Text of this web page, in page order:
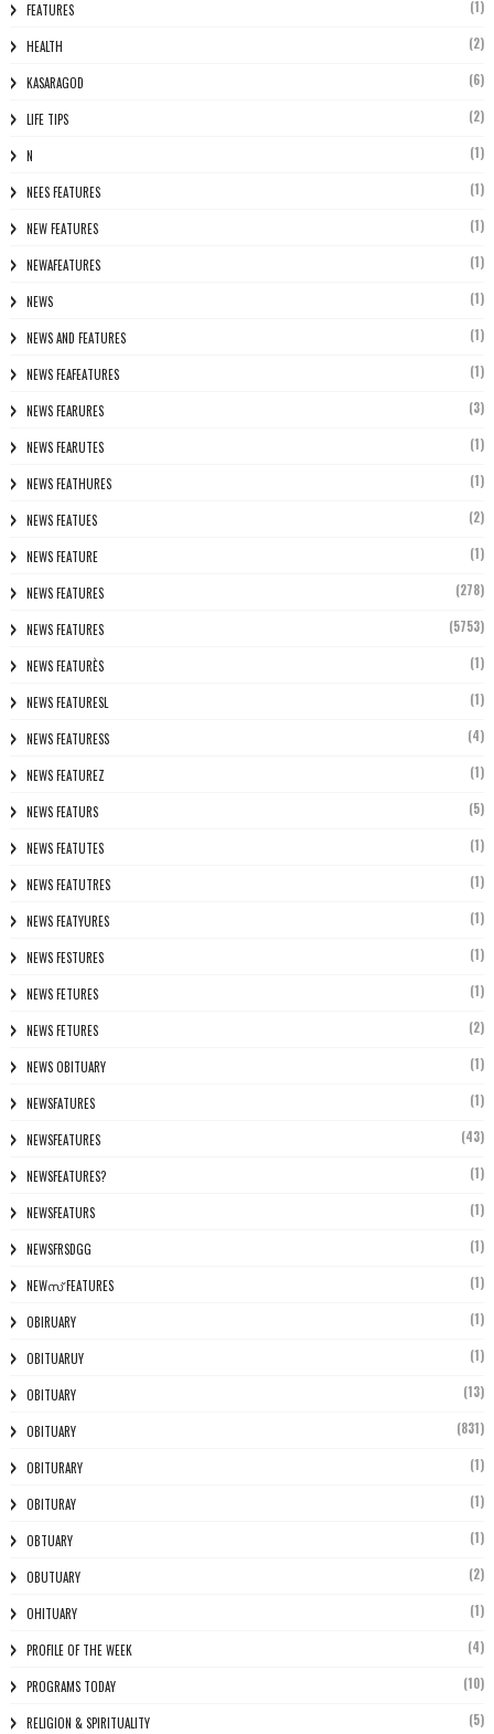
FEATURES (1)
HEALTH (2)
KASARAGOD (6)
LIFE TIPS (2)
N (1)
NEES FEATURES (1)
NEW FEATURES (1)
NEWAFEATURES (1)
NEWS (1)
NEWS AND FEATURES (1)
NEWS FEAFEATURES (1)
NEWS FEARURES (3)
NEWS FEARUTES (1)
NEWS FEATHURES (1)
NEWS FEATUES (2)
NEWS FEATURE (1)
NEWS FEATURES (278)
NEWS FEATURES (5753)
NEWS FEATURÈS (1)
NEWS FEATURESL (1)
NEWS FEATURESS (4)
NEWS FEATUREZ (1)
NEWS FEATURS (5)
NEWS FEATUTES (1)
NEWS FEATUTRES (1)
NEWS FEATYURES (1)
NEWS FESTURES (1)
NEWS FETURES (1)
NEWS FETURES (2)
NEWS OBITUARY (1)
NEWSFATURES (1)
NEWSFEATURES (43)
NEWSFEATURES? (1)
NEWSFEATURS (1)
NEWSFRSDGG (1)
NEWസ് FEATURES (1)
OBIRUARY (1)
OBITUARUY (1)
OBITUARY (13)
OBITUARY (831)
OBITURARY (1)
OBITURAY (1)
OBTUARY (1)
OBUTUARY (2)
OHITUARY (1)
PROFILE OF THE WEEK (4)
PROGRAMS TODAY (10)
RELIGION & SPIRITUALITY (5)